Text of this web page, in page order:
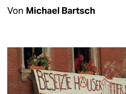
Von Michael Bartsch